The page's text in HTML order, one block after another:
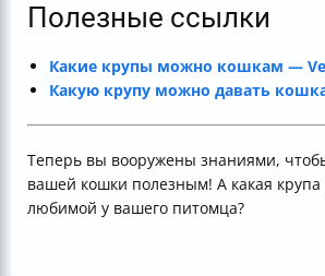
Полезные ссылки
Какие крупы можно кошкам —
Какую крупу можно давать
Теперь вы вооружены знаниями,
вашей кошки полезным! А какая крупа
любимой у вашего питомца?